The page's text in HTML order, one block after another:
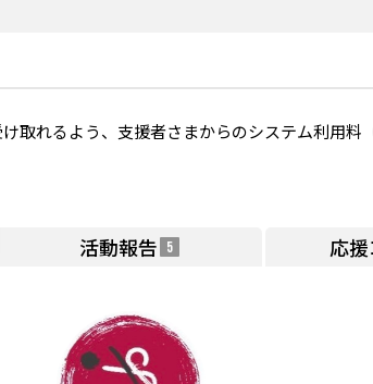
取れるよう、支援者さまからのシステム利用料
活動報告 5 応